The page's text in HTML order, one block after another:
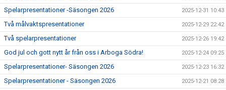
Spelarpresentationer -Säsongen 2026 2025-12-31 10:43
Två målvaktspresentationer 2025-12-29 22:42
Två spelarpresentationer 2025-12-26 19:42
God jul och gott nytt år från oss i Arboga Södra! 2025-12-24 09:25
Spelarpresentationer- Säsongen 2026 2025-12-23 16:32
Spelarpresentationer - Säsongen 2026 2025-12-21 08:28